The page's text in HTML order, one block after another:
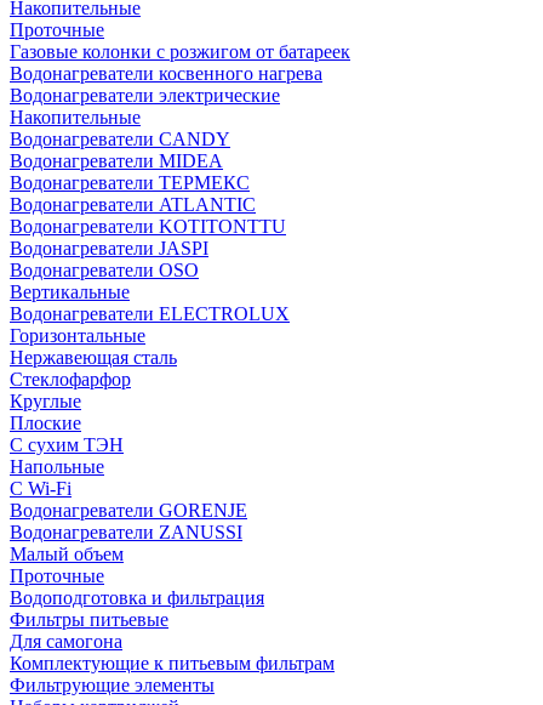
Накопительные
Проточные
Газовые колонки с розжигом от батареек
Водонагреватели косвенного нагрева
Водонагреватели электрические
Накопительные
Водонагреватели CANDY
Водонагреватели MIDEA
Водонагреватели ТЕРМЕКС
Водонагреватели ATLANTIC
Водонагреватели KOTITONTTU
Водонагреватели JASPI
Водонагреватели OSO
Вертикальные
Водонагреватели ELECTROLUX
Горизонтальные
Нержавеющая сталь
Стеклофарфор
Круглые
Плоские
С сухим ТЭН
Напольные
С Wi-Fi
Водонагреватели GORENJE
Водонагреватели ZANUSSI
Малый объем
Проточные
Водоподготовка и фильтрация
Фильтры питьевые
Для самогона
Комплектующие к питьевым фильтрам
Фильтрующие элементы